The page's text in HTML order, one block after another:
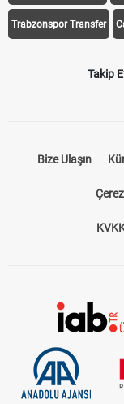
Trabzonspor Transfer
Takip
Bize Ulaşın